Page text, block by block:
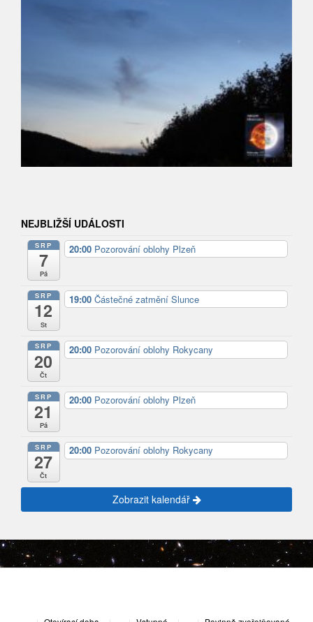
NEJBLIŽŠÍ UDÁLOSTI
SRP
7
Pá
20:00 Pozorování oblohy Plzeň
SRP
12
St
19:00 Částečné zatmění Slunce
SRP
20
Čt
20:00 Pozorování oblohy Rokycany
SRP
21
Pá
20:00 Pozorování oblohy Plzeň
SRP
27
Čt
20:00 Pozorování oblohy Rokycany
Zobrazit kalendář